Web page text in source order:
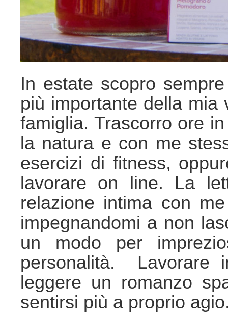
In estate scopro
più importante della mia
famiglia. Trascorro ore
la natura e con me
esercizi di fitness,
lavorare on line. La
relazione intima con
impegnandomi a non
un modo per
personalità. Lavorare
leggere un romanzo
sentirsi più a proprio